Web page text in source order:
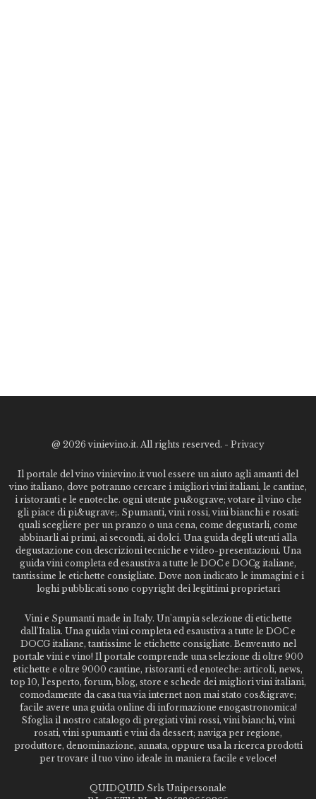
@ 2026 vinievino.it. All rights reserved. - Privacy
Il portale del vino vinievino.it vuol essere un aiuto agli amanti del
vino italiano, dove potranno cercare i migliori vini italiani, le cantine,
i ristoranti e le enoteche. ogni utente pu&ograve; votare il vino che
gli piace di pi&ugrave;. Spumanti, vini rossi, vini bianchi e rosati:
quali scegliere per un pranzo o una cena, come degustarli, come
abbinarli ai primi, ai secondi, ai dolci. Una guida degli utenti alla
degustazione con descrizioni tecniche e video-presentazioni. Una
guida vini completa ed esaustiva a tutte le DOC e DOCg italiane,
tantissime le etichette consigliate. Dove non indicato le immagini e i
loghi pubblicati sono copyright dei legittimi proprietari
Vini e Spumanti made in Italy. Un'ampia selezione di etichette
dall'Italia. Una guida vini completa ed esaustiva a tutte le DOC e
DOCG italiane, tantissime le etichette consigliate. Benvenuto nel
portale vini e vino! Il portale comprende una selezione di oltre 900
etichette e oltre 9000 cantine, ristoranti ed enoteche: articoli, news,
top 10, l'esperto, forum, blog, store e schede dei migliori vini italiani,
comodamente da casa tua via internet non mai stato cos&igrave;
facile avere una guida online di informazione enogastronomica!
Sfoglia il nostro catalogo di pregiati vini rossi, vini bianchi, vini
rosati, vini spumanti e vini da dessert; naviga per regione,
produttore, denominazione, annata, oppure usa la ricerca prodotti
per trovare il tuo vino ideale in maniera facile e veloce!
QUIDQUID Srls Unipersonale